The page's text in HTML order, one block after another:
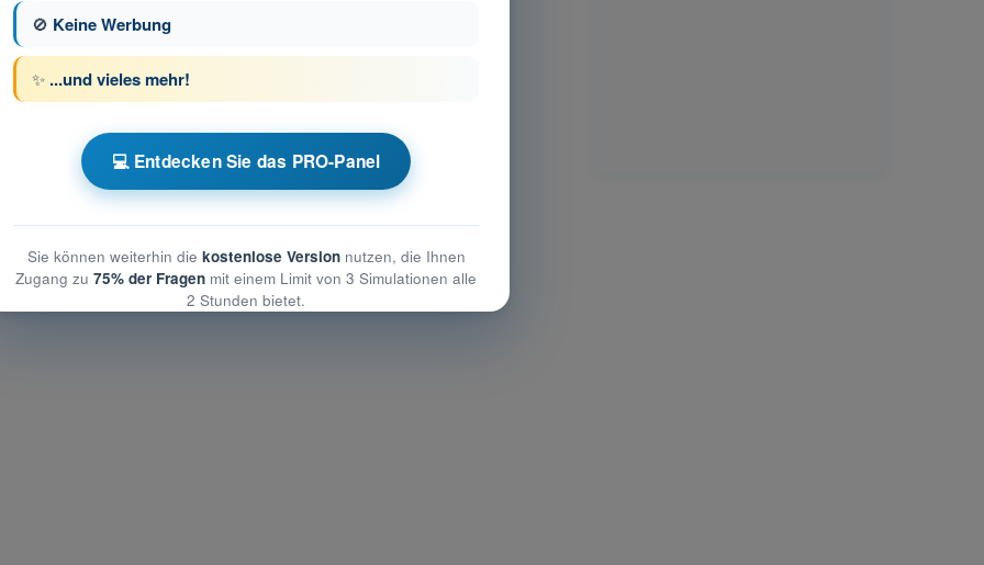
Drohnenführerschein A2
und betriebliche Maßnahmen zur Minderung der Risiken am
Maßnahmen zur Minderung der Risiken am Boden
🚫 Keine Werbung
✨ ...und vieles mehr!
💻 Entdecken Sie das PRO-Panel
Sie können weiterhin die kostenlose Versionnutzen, die Ihnen
Zugang zu 75% der Fragen mit einem Limit von 3 Simulationen alle
2 Stunden bietet.